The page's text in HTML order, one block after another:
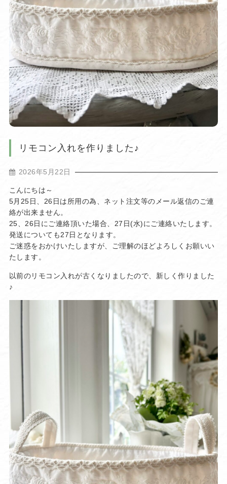
リモコン入れを作りました♪
2026年5月22日
こんにちは～
5月25日、26日は所用の為、ネット注文等のメール返信のご連
絡が出来ません。
25、26日にご連絡頂いた場合、27日(水)にご連絡いたします。
発送についても27日となります。
ご迷惑をおかけいたしますが、ご理解のほどよろしくお願いい
たします。
以前のリモコン入れが古くなりましたので、新しく作りました
♪